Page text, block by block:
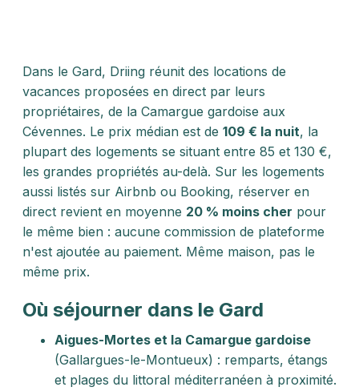
Dans le Gard, Driing réunit des locations de
vacances proposées en direct par leurs
propriétaires, de la Camargue gardoise aux
Cévennes. Le prix médian est de 109 € la nuit, la
plupart des logements se situant entre 85 et 130 €,
les grandes propriétés au-delà. Sur les logements
aussi listés sur Airbnb ou Booking, réserver en
direct revient en moyenne 20 % moins cher pour
le même bien : aucune commission de plateforme
n'est ajoutée au paiement. Même maison, pas le
même prix.
Où séjourner dans le Gard
Aigues-Mortes et la Camargue gardoise
(Gallargues-le-Montueux) : remparts, étangs
et plages du littoral méditerranéen à proximité.